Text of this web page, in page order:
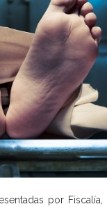
por Fiscalía,